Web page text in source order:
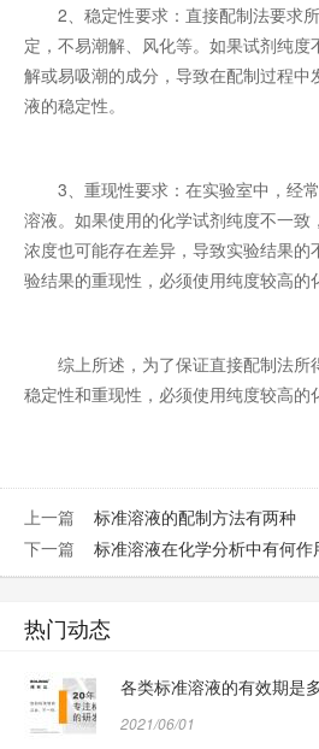
2、稳定性要求：直接配制法要求
定，不易潮解、风化等。如果试剂纯
解或易吸潮的成分，导致在配制过程中
液的稳定性。
3、重现性要求：在实验室中，经
溶液。如果使用的化学试剂纯度不一
浓度也可能存在差异，导致实验结果
验结果的重现性，必须使用纯度较高的
综上所述，为了保证直接配制法所
稳定性和重现性，必须使用纯度较高的
上一篇 标准溶液的配制方法有两种
下一篇 标准溶液在化学分析中有何作
热门动态
各类标准溶液的有效期是
2021/06/01